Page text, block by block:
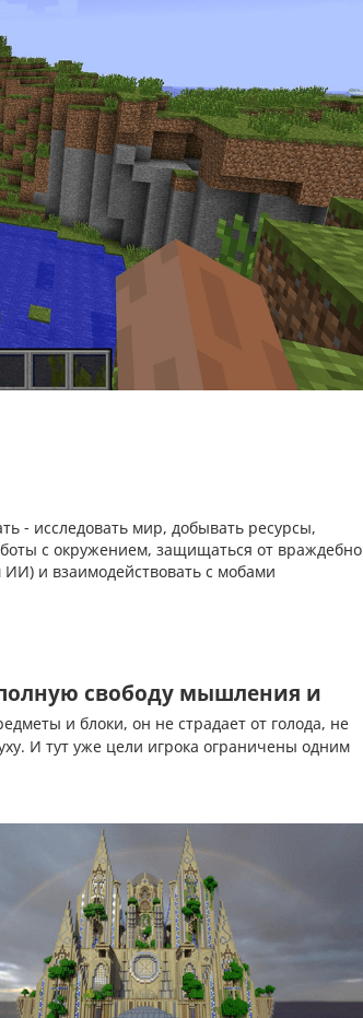
- исследовать мир, добывать ресурсы,
с окружением, защищаться от враждебно
и взаимодействовать с мобами
свободу мышления и
и блоки, он не страдает от голода, не
И тут уже цели игрока ограничены одним